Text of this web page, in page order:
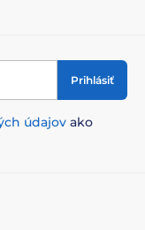
Prihlásiť
údajov ako